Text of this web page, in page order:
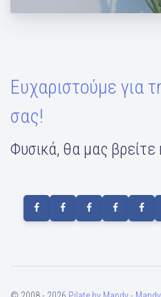
Ευχαριστούμε για
σας!
Φυσικά, θα μας